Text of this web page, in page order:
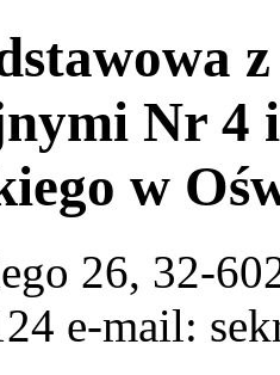
Nr 4
w
26, 32-
e-mail: